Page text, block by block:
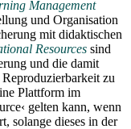
Management
und Organisation
mit didaktischen
Resources sind
und die damit
zu
Plattform im
gelten kann, wenn
solange dieses in der